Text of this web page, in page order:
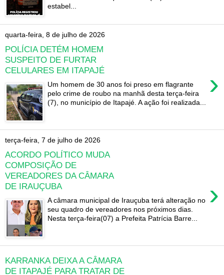
estabel...
quarta-feira, 8 de julho de 2026
POLÍCIA DETÉM HOMEM
SUSPEITO DE FURTAR
CELULARES EM ITAPAJÉ
›
Um homem de 30 anos foi preso em flagrante
pelo crime de roubo na manhã desta terça-feira
(7), no município de Itapajé. A ação foi realizada...
terça-feira, 7 de julho de 2026
ACORDO POLÍTICO MUDA
COMPOSIÇÃO DE
VEREADORES DA CÂMARA
DE IRAUÇUBA
›
A câmara municipal de Irauçuba terá alteração no
seu quadro de vereadores nos próximos dias.
Nesta terça-feira(07) a Prefeita Patrícia Barre...
KARRANKA DEIXA A CÂMARA
DE ITAPAJÉ PARA TRATAR DE